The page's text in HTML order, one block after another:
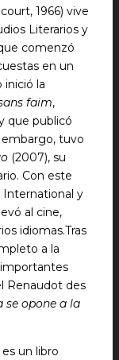
1966) vive
Literarios y
comenzó
en un
la
faim,
que publicó
tuvo
(2007), su
Con este
International y
al cine,
idiomas.Tras
a la
Renaudot des
se opone a la
es un libro